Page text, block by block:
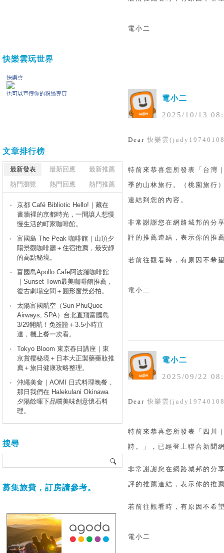
電小二
電小二
2025/10/13 08 :
Dear 快樂雲
特前來恭喜您所發表「台灣
季的山林旅行。（桃園旅行
連結到您的內容。
非常謝謝您在網路城邦的分
評的推薦連結，表示你的推
若前往觀看時，有原因不希
電小二
電小二
2025/09/22 08 :
Dear 快樂雲
特前來恭喜您所發表「四川
詩。」，已經登上聯合新聞
非常謝謝您在網路城邦的分
評的推薦連結，表示你的推
若前往觀看時，有原因不希
電小二
快樂雲玩世界
文章排行榜
最新發表 最新回應
最新推薦
熱門瀏覽
熱門回應 熱門推薦
京都 Café Bibliotic Hello!｜藏在
書牆裡的京都時光，一間讓人想慢
慢生活的町家咖啡館。
富國島 The Peak 咖啡館｜山頂夕
陽景觀咖啡廳＋住宿推薦，最安靜
的高點秘境。
富國島Apollo Cafe阿波羅咖啡館
｜Sunset Town最美咖啡館推薦，
復古劇場空間＋圓形窗景必拍。
太陽富國航空（Sun PhuQuoc
Airways, SPA）台北直飛富國島
3/29開航！免簽證＋3.5小時直
達，機上餐一次看。
Tokyo Bloom 東京春日講座｜東
京賞櫻秘境＋日本大正製藥藥妝推
薦＋旅日健康攻略整理。
沖繩美食｜AOMI 日式料理晚餐，
那日我們在 Halekulani Okinawa
夕陽餘暉下品嚐美味創意懷石料
理。
搜尋
募集旅費，訂房請參考。